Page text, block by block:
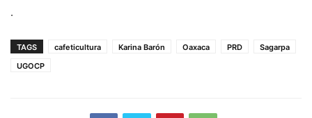
.
TAGS cafeticultura Karina Barón Oaxaca PRD
Sagarpa
UGOCP